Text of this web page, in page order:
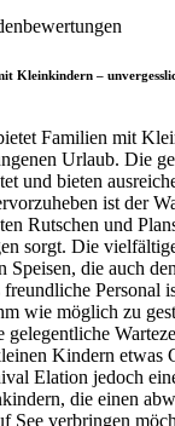
Kleinkindern –
Familien mit
Urlaub. Die
und bieten
ist der
Rutschen und
sorgt. Die
Speisen, die auch
Personal
wie möglich zu
gelegentliche
Kindern etwas
Elation jedoch
die einen
See verbringen